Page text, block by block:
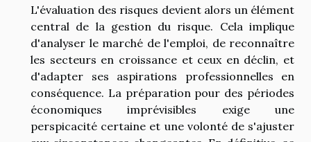
L'évaluation des risques devient alors un élément
central de la gestion du risque. Cela implique
d'analyser le marché de l'emploi, de reconnaître
les secteurs en croissance et ceux en déclin, et
d'adapter ses aspirations professionnelles en
conséquence. La préparation pour des périodes
économiques imprévisibles exige une
perspicacité certaine et une volonté de s'ajuster